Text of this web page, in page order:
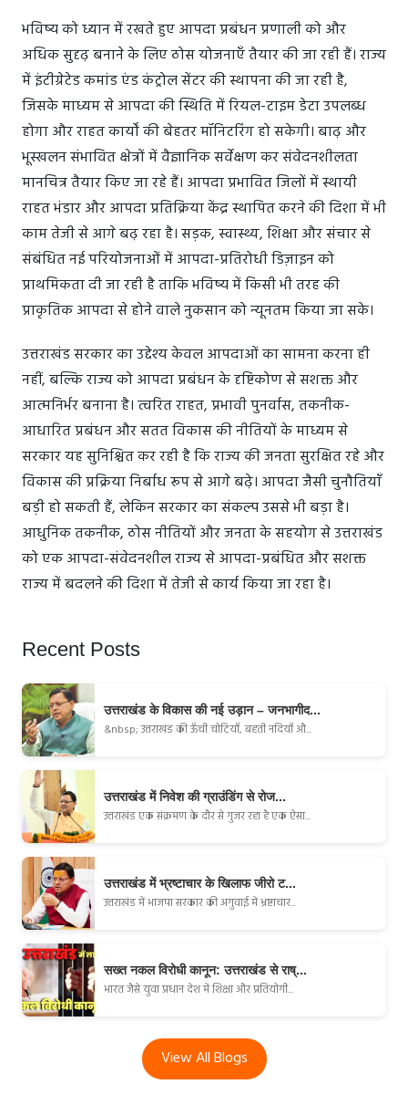
भविष्य को ध्यान में रखते हुए आपदा प्रबंधन प्रणाली को और
अधिक सुदृढ़ बनाने के लिए ठोस योजनाएँ तैयार की जा रही हैं। राज्य
में इंटीग्रेटेड कमांड एंड कंट्रोल सेंटर की स्थापना की जा रही है,
जिसके माध्यम से आपदा की स्थिति में रियल-टाइम डेटा उपलब्ध
होगा और राहत कार्यों की बेहतर मॉनिटरिंग हो सकेगी। बाढ़ और
भूस्खलन संभावित क्षेत्रों में वैज्ञानिक सर्वेक्षण कर संवेदनशीलता
मानचित्र तैयार किए जा रहे हैं। आपदा प्रभावित जिलों में स्थायी
राहत भंडार और आपदा प्रतिक्रिया केंद्र स्थापित करने की दिशा में भी
काम तेजी से आगे बढ़ रहा है। सड़क, स्वास्थ्य, शिक्षा और संचार से
संबंधित नई परियोजनाओं में आपदा-प्रतिरोधी डिज़ाइन को
प्राथमिकता दी जा रही है ताकि भविष्य में किसी भी तरह की
प्राकृतिक आपदा से होने वाले नुकसान को न्यूनतम किया जा सके।
उत्तराखंड सरकार का उद्देश्य केवल आपदाओं का सामना करना ही
नहीं, बल्कि राज्य को आपदा प्रबंधन के दृष्टिकोण से सशक्त और
आत्मनिर्भर बनाना है। त्वरित राहत, प्रभावी पुनर्वास, तकनीक-
आधारित प्रबंधन और सतत विकास की नीतियों के माध्यम से
सरकार यह सुनिश्चित कर रही है कि राज्य की जनता सुरक्षित रहे और
विकास की प्रक्रिया निर्बाध रूप से आगे बढ़े। आपदा जैसी चुनौतियाँ
बड़ी हो सकती हैं, लेकिन सरकार का संकल्प उससे भी बड़ा है।
आधुनिक तकनीक, ठोस नीतियों और जनता के सहयोग से उत्तराखंड
को एक आपदा-संवेदनशील राज्य से आपदा-प्रबंधित और सशक्त
राज्य में बदलने की दिशा में तेजी से कार्य किया जा रहा है।
Recent Posts
उत्तराखंड के विकास की नई उड़ान – जनभागीद...
&nbsp; उत्तराखंड की ऊँची चोटियाँ, बहती नदियाँ औ...
उत्तराखंड में निवेश की ग्राउंडिंग से रोज...
उत्तराखंड एक संक्रमण के दौर से गुजर रहा है एक ऐसा...
उत्तराखंड में भ्रष्टाचार के खिलाफ जीरो ट...
उत्तराखंड में भाजपा सरकार की अगुवाई में भ्रष्टाचार...
सख्त नकल विरोधी कानून: उत्तराखंड से राष्...
भारत जैसे युवा प्रधान देश में शिक्षा और प्रतियोगी...
View All Blogs